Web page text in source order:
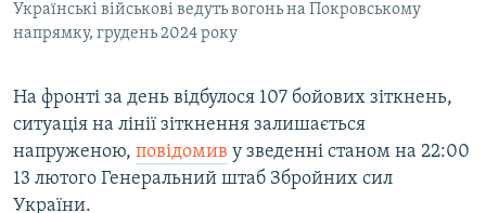
КРИМ РЕАЛІЇ
УКР
КТАТ
ДОЛУЧАЙСЯ!
Українські військові ведуть вогонь на Покровському
напрямку, грудень 2024 року
На фронті за день відбулося 107 бойових зіткнень,
ситуація на лінії зіткнення залишається
напруженою, повідомив у зведенні станом на 22:00
13 лютого Генеральний штаб Збройних сил
України.